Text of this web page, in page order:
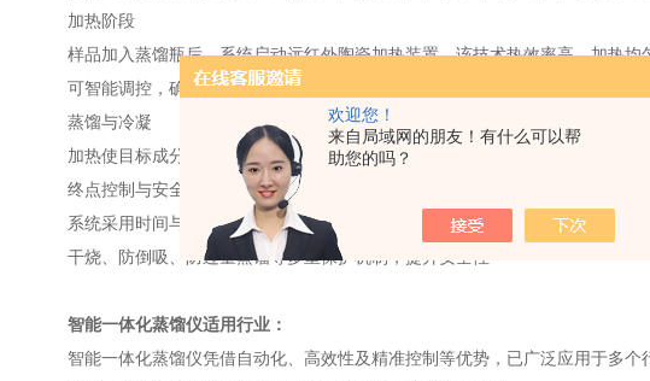
欢迎您！
来自局域网的朋友！有什么可以帮
助您的吗？
加热阶段
样品加入蒸馏瓶后，系统启动远红外陶瓷加热装置。该技术热效率高、加热
可智能调控，确保温度稳定 。
蒸馏与冷凝
加热使目标成分蒸发，蒸汽经冷凝管冷却液化。仪器通常配备内置冷却水循环
终点控制与安全防护
系统采用时间与重量双重终点控制模式，可设定蒸馏时间或精确收集馏出液
干烧、防倒吸、防过量蒸馏等多重保护机制，提升安全性
智能一体化蒸馏仪适用行业：
智能一体化蒸馏仪凭借自动化、高效性及精准控制等优势，已广泛应用于多